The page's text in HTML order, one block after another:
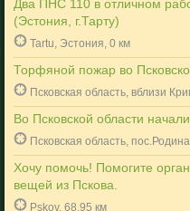
Два ПНС 110 в отличном
(Эстония, г.Тарту)
Tartu, Эстония, 0 км
Торфяной пожар во
Псковская область, вблизи
Во Псковской области
Псковская область,
Xочу помочь! Помогите
вещей из Пскова.
Pskov, 68.95 км